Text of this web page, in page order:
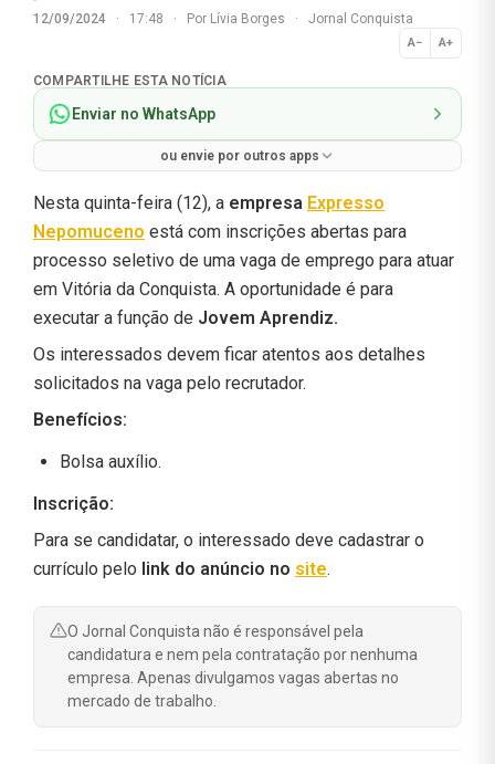
12/09/2024 · 17:48 · Por Lívia Borges · Jornal Conquista
A− A+
Normal
COMPARTILHE ESTA NOTÍCIA
Enviar no WhatsApp
ou envie por outros apps
Nesta quinta-feira (12), a empresa Expresso
Nepomuceno está com inscrições abertas para
processo seletivo de uma vaga de emprego para atuar
em Vitória da Conquista. A oportunidade é para
executar a função de Jovem Aprendiz.
Os interessados devem ficar atentos aos detalhes
solicitados na vaga pelo recrutador.
Benefícios:
Bolsa auxílio.
Inscrição:
Para se candidatar, o interessado deve cadastrar o
currículo pelo link do anúncio no site.
O Jornal Conquista não é responsável pela
candidatura e nem pela contratação por nenhuma
empresa. Apenas divulgamos vagas abertas no
mercado de trabalho.